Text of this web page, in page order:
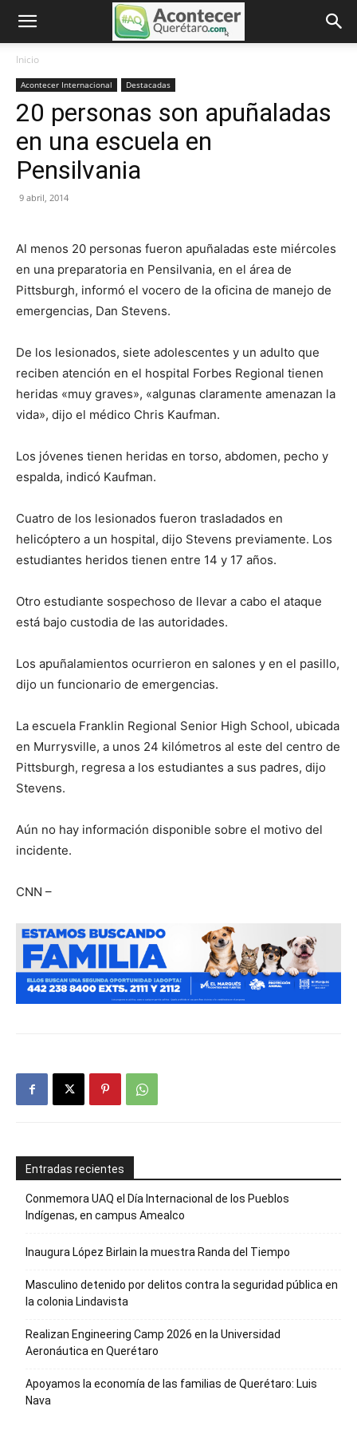
Inicio
Acontecer Internacional Destacadas
20 personas son apuñaladas
en una escuela en
Pensilvania
9 abril, 2014
Al menos 20 personas fueron apuñaladas este miércoles
en una preparatoria en Pensilvania, en el área de
Pittsburgh, informó el vocero de la oficina de manejo de
emergencias, Dan Stevens.
De los lesionados, siete adolescentes y un adulto que
reciben atención en el hospital Forbes Regional tienen
heridas «muy graves», «algunas claramente amenazan la
vida», dijo el médico Chris Kaufman.
Los jóvenes tienen heridas en torso, abdomen, pecho y
espalda, indicó Kaufman.
Cuatro de los lesionados fueron trasladados en
helicóptero a un hospital, dijo Stevens previamente. Los
estudiantes heridos tienen entre 14 y 17 años.
Otro estudiante sospechoso de llevar a cabo el ataque
está bajo custodia de las autoridades.
Los apuñalamientos ocurrieron en salones y en el pasillo,
dijo un funcionario de emergencias.
La escuela Franklin Regional Senior High School, ubicada
en Murrysville, a unos 24 kilómetros al este del centro de
Pittsburgh, regresa a los estudiantes a sus padres, dijo
Stevens.
Aún no hay información disponible sobre el motivo del
incidente.
CNN –
Entradas recientes
Conmemora UAQ el Día Internacional de los Pueblos
Indígenas, en campus Amealco
Inaugura López Birlain la muestra Randa del Tiempo
Masculino detenido por delitos contra la seguridad pública en
la colonia Lindavista
Realizan Engineering Camp 2026 en la Universidad
Aeronáutica en Querétaro
Apoyamos la economía de las familias de Querétaro: Luis
Nava